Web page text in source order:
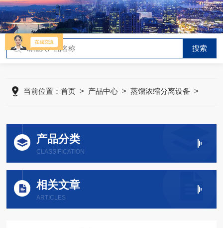
当前位置：首页 > 产品中心 >蒸馏浓缩分离设备 >
产品分类
CLASSIFICATION
相关文章
ARTICLES